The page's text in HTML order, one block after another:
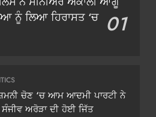
ਨੂੰ ਲਿਆ ਹਿਰਾਸਤ ‘ਚ 01
ਚੋਣ ‘ਚ ਆਮ ਆਦਮੀ ਪਾਰਟੀ ਨੇ
ਸੰਜੀਵ ਅਰੋੜਾ ਦੀ ਹੋਈ ਜਿੱਤ